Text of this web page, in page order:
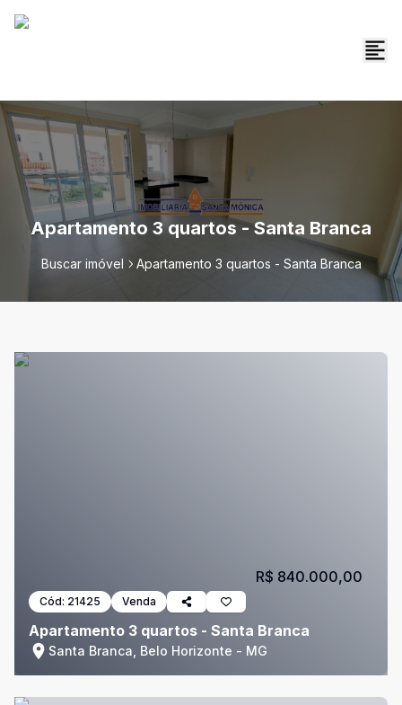
Apartamento 3 quartos - Santa Branca
Buscar imóvel Apartamento 3 quartos - Santa Branca
Cód: 21425 Venda
Apartamento 3 quartos - Santa Branca
Santa Branca, Belo Horizonte - MG
R$ 840.000,00